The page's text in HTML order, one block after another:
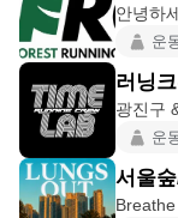
안녕하
는 서운
러닝
광진구
기별 한
운
서울
Breathe Easy😮 🏃‍♂️러닝